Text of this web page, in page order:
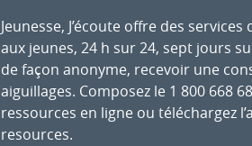
Jeunesse, J’écoute offre des
aux jeunes, 24 h sur 24, sept jours
de façon anonyme, recevoir une
aiguillages. Composez le 1 800 668
ressources en ligne ou téléchargez
resources.